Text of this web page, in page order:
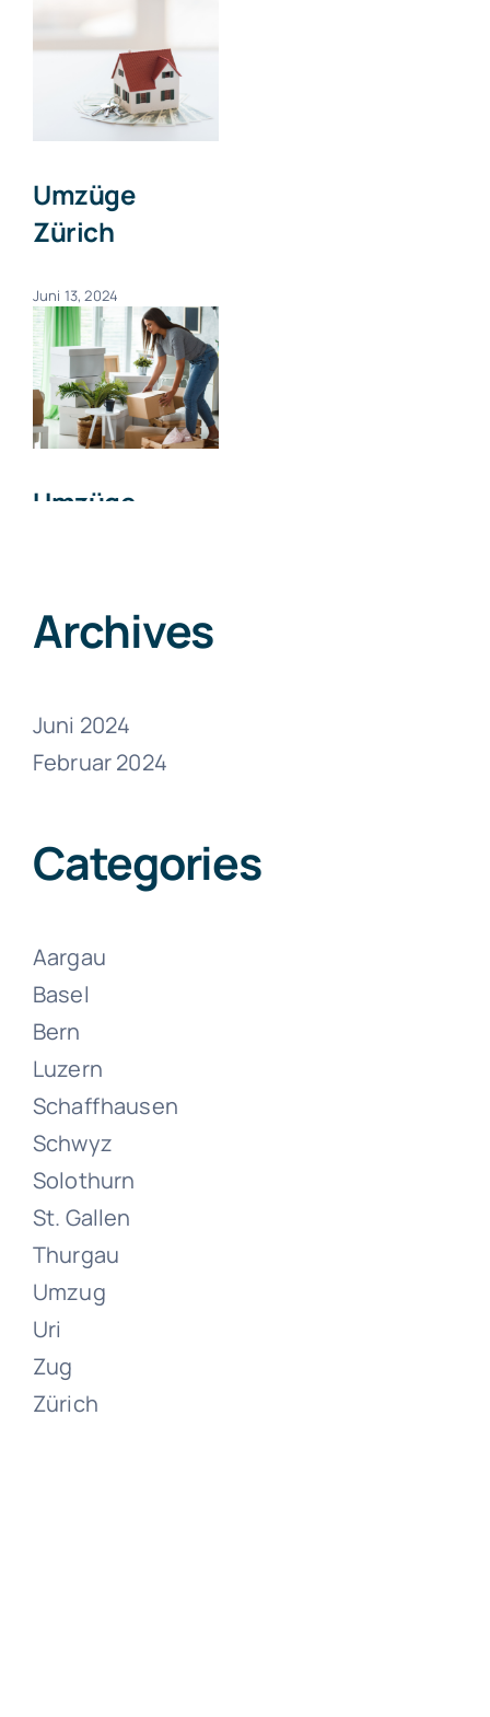
Umzüge
Zürich
Juni 13, 2024
Umzüge
Zollikon
Umzüge
Zürich
Juni 13, 2024
Umzüge
Archives
Juni 2024
Februar 2024
Categories
Aargau
Basel
Bern
Luzern
Schaffhausen
Schwyz
Solothurn
St. Gallen
Thurgau
Umzug
Uri
Zug
Zürich